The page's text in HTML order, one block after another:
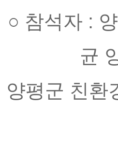
○ 참석자 :
균
양평군 친환